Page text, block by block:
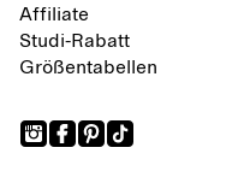
Affiliate
Studi-Rabatt
Größentabellen